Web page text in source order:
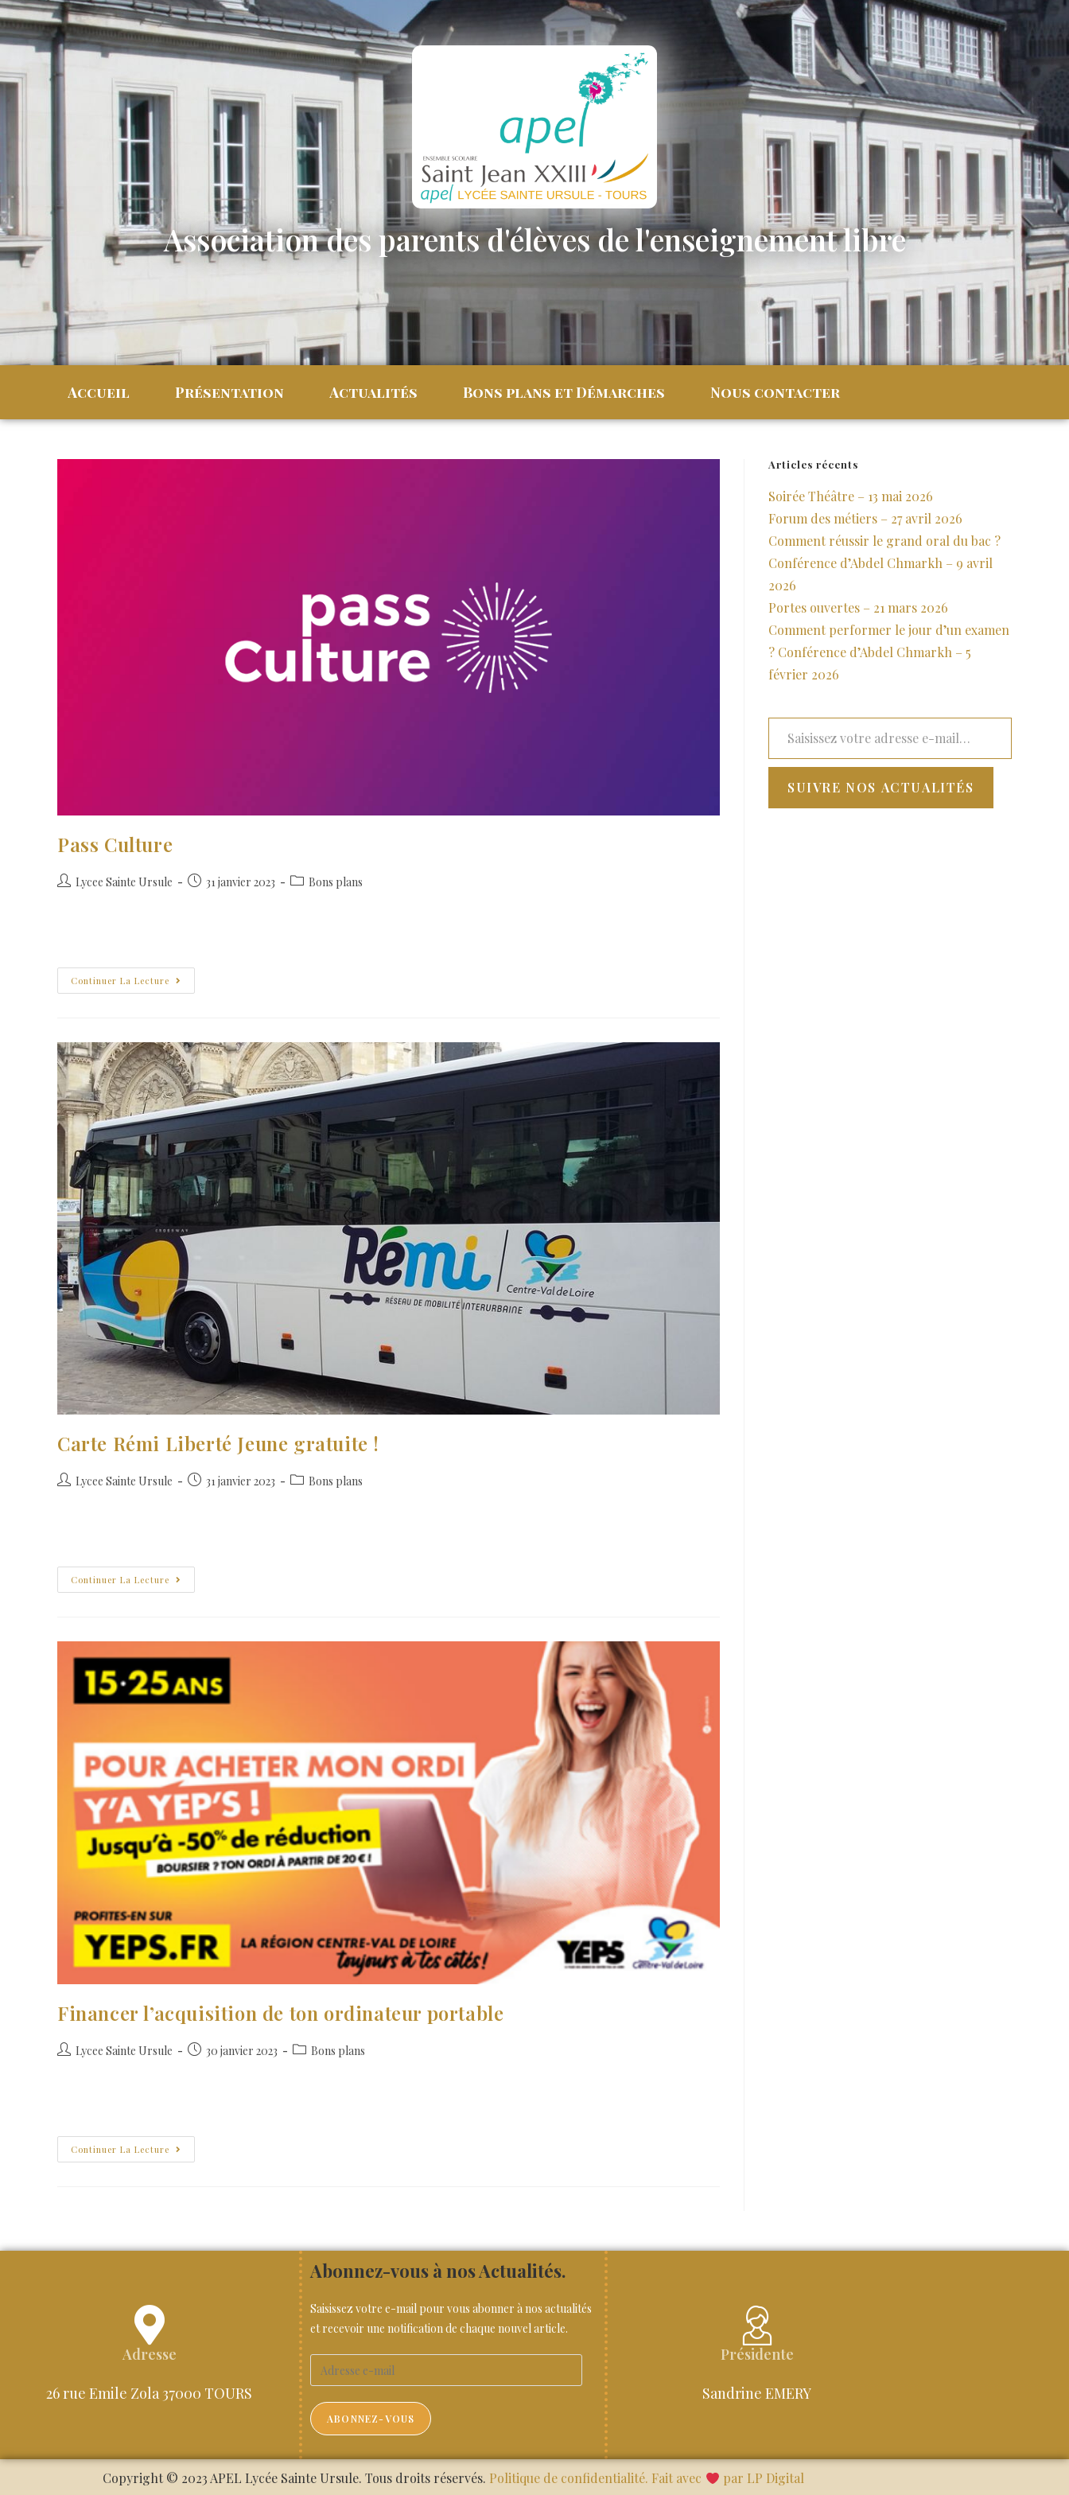
Association des parents d'élèves de l'enseignement libre
Accueil Présentation Actualités Bons plans et Démarches Nous contacter
Pass Culture
Lycee Sainte Ursule 31 janvier 2023 Bons plans
Continuer La Lecture
Carte Rémi Liberté Jeune gratuite !
Lycee Sainte Ursule 31 janvier 2023 Bons plans
Continuer La Lecture
Financer l’acquisition de ton ordinateur portable
Lycee Sainte Ursule 30 janvier 2023 Bons plans
Continuer La Lecture
Articles récents
Soirée Théâtre – 13 mai 2026
Forum des métiers – 27 avril 2026
Comment réussir le grand oral du bac ?
Conférence d’Abdel Chmarkh – 9 avril
2026
Portes ouvertes – 21 mars 2026
Comment performer le jour d’un examen
? Conférence d’Abdel Chmarkh – 5
février 2026
SUIVRE NOS ACTUALITÉS
Adresse
26 rue Emile Zola 37000 TOURS
Abonnez-vous à nos Actualités.
Saisissez votre e-mail pour vous abonner à nos actualités
et recevoir une notification de chaque nouvel article.
ABONNEZ-VOUS
Présidente
Sandrine EMERY
Copyright © 2023 APEL Lycée Sainte Ursule. Tous droits réservés. Politique de confidentialité. Fait avec par LP Digital